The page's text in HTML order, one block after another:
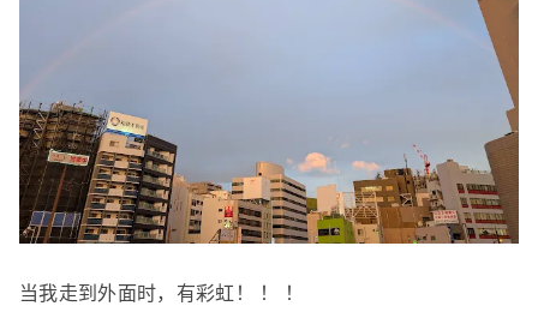
当我走到外面时，有彩虹！ ！ ！